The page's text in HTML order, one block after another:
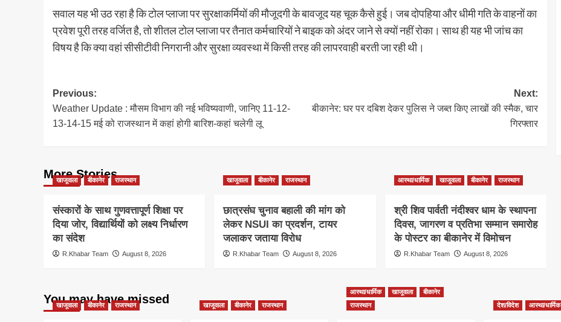
सवाल यह भी उठ रहा है कि टोल प्लाजा पर सुरक्षाकर्मियों की मौजूदगी के बावजूद यह चूक कैसे हुई। जब दोपहिया और धीमी गति के वाहनों का
प्रवेश पूरी तरह वर्जित है, तो शीतल टोल प्लाजा पर तैनात कर्मचारियों ने बाइक को अंदर जाने से क्यों नहीं रोका। साथ ही यह भी जांच का
विषय है कि क्या वहां सीसीटीवी निगरानी और सुरक्षा व्यवस्था में किसी तरह की लापरवाही बरती जा रही थी।
Post
navigation
Previous:
Weather Update : मौसम विभाग की नई भविष्यवाणी, जानिए 11-12-
13-14-15 मई को राजस्थान में कहां होगी बारिश-कहां चलेगी लू
Next:
बीकानेर: घर पर दबिश देकर पुलिस ने जब्त किए लाखों की स्मैक, चार
गिरफ्तार
More Stories
खाजूवाला बीकानेर राजस्थान
संस्कारों के साथ गुणवत्तापूर्ण शिक्षा पर
दिया जोर, विद्यार्थियों को लक्ष्य निर्धारण
का संदेश
R.Khabar Team August 8, 2026
खाजूवाला बीकानेर राजस्थान
छात्रसंघ चुनाव बहाली की मांग को
लेकर NSUI का प्रदर्शन, टायर
जलाकर जताया विरोध
R.Khabar Team August 8, 2026
आस्था/धार्मिक खाजूवाला बीकानेर राजस्थान
श्री शिव पार्वती नंदीश्वर धाम के स्थापना
दिवस, जागरण व प्रतिभा सम्मान समारोह
के पोस्टर का बीकानेर में विमोचन
R.Khabar Team August 8, 2026
You may have missed
खाजूवाला बीकानेर राजस्थान खाजूवाला बीकानेर राजस्थान
आस्था/धार्मिक खाजूवाला
बीकानेर
राजस्थान
देश/विदेश आस्था/धार्मिक